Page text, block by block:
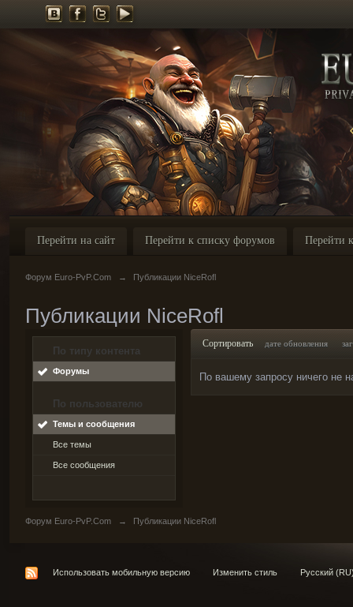
Перейти на сайт Перейти к списку форумов Перейти
Форум Euro-PvP.Com → Публикации NiceRofl
Публикации NiceRofl
По типу контента
Форумы
По пользователю
Темы и сообщения
Все темы
Все сообщения
Сортировать дате обновления
По вашему запросу ничего не
Форум Euro-PvP.Com → Публикации NiceRofl
Использовать мобильную версию Изменить стиль Русский